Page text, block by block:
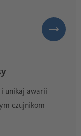
unikaj awarii
czujnikom